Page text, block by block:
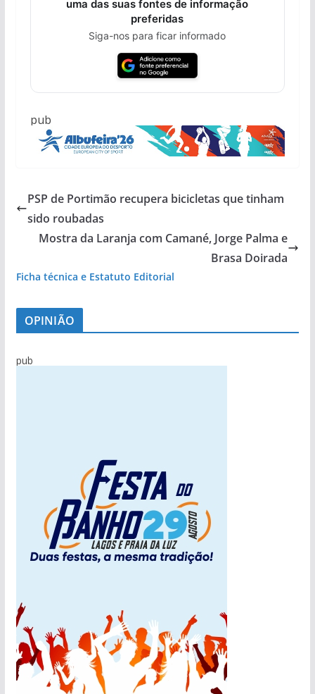
uma das suas fontes de informação
preferidas
Siga-nos para ficar informado
pub
PSP de Portimão recupera bicicletas que tinham
sido roubadas
Mostra da Laranja com Camané, Jorge Palma e
Brasa Doirada
Ficha técnica e Estatuto Editorial
OPINIÃO
pub